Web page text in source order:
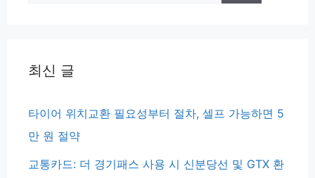
최신 글
타이어 위치교환 필요성부터 절차, 셀프 가능하면 5
만 원 절약
교통카드: 더 경기패스 사용 시 신분당선 및 GTX 환